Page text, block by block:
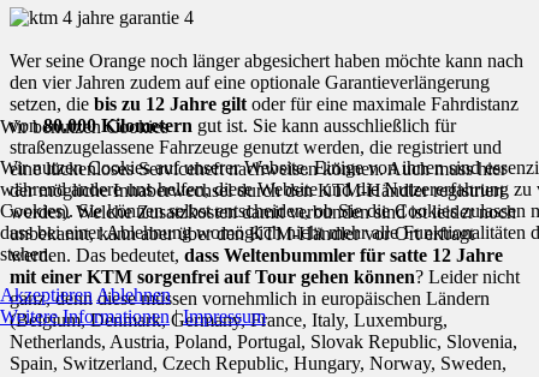
Wer seine Orange noch länger abgesichert haben möchte kann nach
den vier Jahren zudem auf eine optionale Garantieverlängerung
setzen, die bis zu 12 Jahre gilt oder für eine maximale Fahrdistanz
von80.000 Kilometern gut ist. Sie kann ausschließlich für
straßenzugelassene Fahrzeuge genutzt werden, die registriert und
eine lückenloses Serviceheft nachweisen können. Auch muss hier
der mögliche Inhaberwechsel durch den KTM-Händler registriert
werden. Welche Zusatzkosten damit verbunden sind ist leider noch
unbekannt, kann aber über den KTM-Händler vor Ort erfragt
werden. Das bedeutet, dass Weltenbummler für satte 12 Jahre
mit einer KTM sorgenfrei auf Tour gehen können? Leider nicht
ganz, denn diese müssen vornehmlich in europäischen Ländern
(Belgium, Denmark, Germany, France, Italy, Luxemburg,
Netherlands, Austria, Poland, Portugal, Slovak Republic, Slovenia,
Spain, Switzerland, Czech Republic, Hungary, Norway, Sweden,
Wir benutzen Cookies
Wir nutzen Cookies auf unserer Website. Einige von ihnen sind
während andere uns helfen, diese Website und die Nutzererfahrung zu
Cookies). Sie können selbst entscheiden, ob Sie die Cookies zulassen
dass bei einer Ablehnung womöglich nicht mehr alle Funktionalitäten
stehen.
Akzeptieren Ablehnen
Weitere Informationen|Impressum